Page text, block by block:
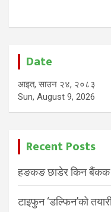
Date
आइत, साउन २४, २०८३
Sun, August 9, 2026
Recent Posts
हङकङ छाडेर किन बैंकक
टाइफुन ‘डल्फिन’को